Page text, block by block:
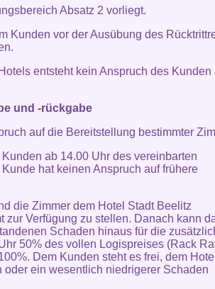
Absatz 2 vorliegt.
Kunden vor der Ausübung des
entsteht kein Anspruch des Kunden
und -rückgabe
auf die Bereitstellung bestimmter
ab 14.00 Uhr des vereinbarten
hat keinen Anspruch auf frühere
die Zimmer dem Hotel Stadt Beelitz
zur Verfügung zu stellen. Danach kann
Schaden hinaus für die
50% des vollen Logispreises (Rack
Dem Kunden steht es frei, dem Hotel
ein wesentlich niedrigerer Schaden